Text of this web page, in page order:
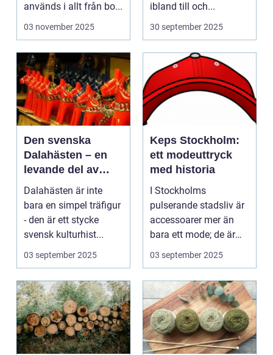
används i allt från bo...
03 november 2025
ibland till och...
30 september 2025
Den svenska
Dalahästen – en
levande del av
Sveriges
kulturhistoria.
Dalahästen är inte
bara en simpel träfigur
- den är ett stycke
svensk kulturhist...
03 september 2025
Keps Stockholm:
ett modeuttryck
med historia
I Stockholms
pulserande stadsliv är
accessoarer mer än
bara ett mode; de är
uttryck f...
03 september 2025